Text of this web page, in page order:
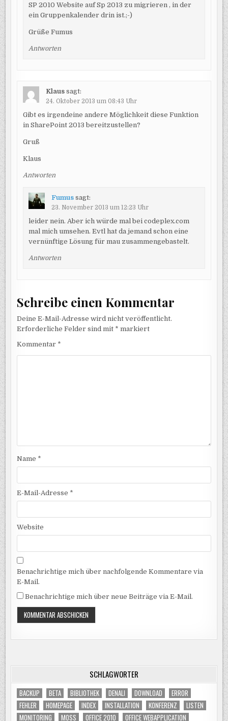
SP 2010 Website auf Sp 2013 zu migrieren , in der
ein Gruppenkalender drin ist.;-)
Grüße Fumus
Antworten
Klaus sagt:
24. Oktober 2013 um 08:43 Uhr
Gibt es irgendeine andere Möglichkeit diese Funktion
in SharePoint 2013 bereitzustellen?
Gruß
Klaus
Antworten
Fumus sagt:
23. November 2013 um 12:23 Uhr
leider nein. Aber ich würde mal bei codeplex.com
mal mich umsehen. Evtl hat da jemand schon eine
vernünftige Lösung für mau zusammengebastelt.
Antworten
Schreibe einen Kommentar
Deine E-Mail-Adresse wird nicht veröffentlicht.
Erforderliche Felder sind mit * markiert
Kommentar *
Name *
E-Mail-Adresse *
Website
Benachrichtige mich über nachfolgende Kommentare via
E-Mail.
Benachrichtige mich über neue Beiträge via E-Mail.
SCHLAGWÖRTER
BACKUP BETA BIBLIOTHEK DENALI DOWNLOAD
ERROR
FEHLER
HOMEPAGE INDEX INSTALLATION KONFERENZ
LISTEN
MONITORING
MOSS OFFICE 2010 OFFICE WEBAPPLICATION